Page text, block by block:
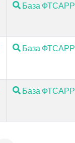
База ФТСАРР
База ФТСАРР
База ФТСАРР